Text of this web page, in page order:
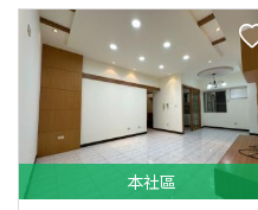
本社區